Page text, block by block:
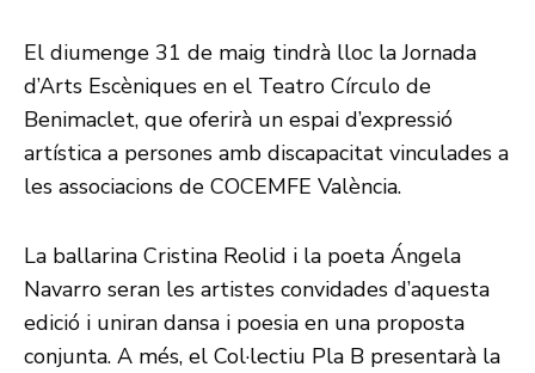
El diumenge 31 de maig tindrà lloc la Jornada
d’Arts Escèniques en el Teatro Círculo de
Benimaclet, que oferirà un espai d’expressió
artística a persones amb discapacitat vinculades a
les associacions de COCEMFE València.
La ballarina Cristina Reolid i la poeta Ángela
Navarro seran les artistes convidades d’aquesta
edició i uniran dansa i poesia en una proposta
conjunta. A més, el Col·lectiu Pla B presentarà la